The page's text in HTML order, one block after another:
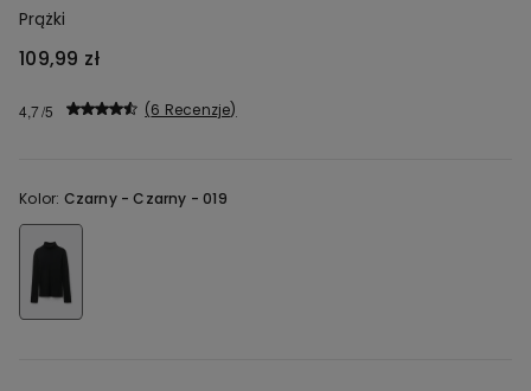
Prążki
109,99 zł
4,7 6 Recenzje
Kolor: Czarny -Czarny - 019